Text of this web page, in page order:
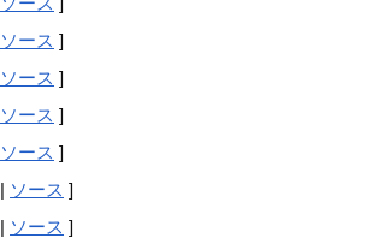
ソース ]
ソース ]
ソース ]
ソース ]
| ソース ]
| ソース ]